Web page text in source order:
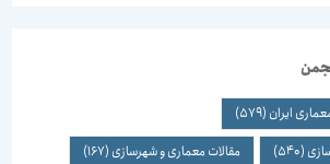
ایران(579)
(540) مقالات معماری و شهرسازی(167)